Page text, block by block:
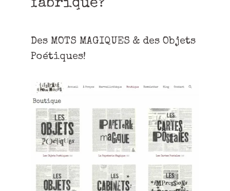
fabrique?
Des MOTS MAGIQUES & des Objets
Poétiques!